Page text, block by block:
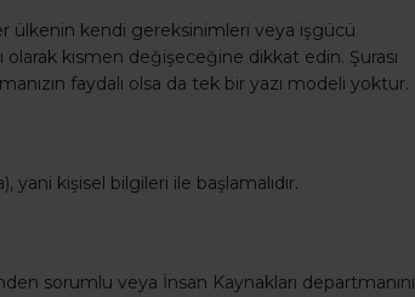
ülkenin kendi gereksinimleri veya işgücü
olarak kısmen değişeceğine dikkat edin. Şurası
faydalı olsa da tek bir yazı modeli yoktur.
kişisel bilgileri ile başlamalıdır.
sorumlu veya İnsan Kaynakları departmanını